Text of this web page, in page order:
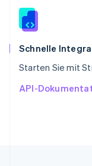
Schnelle
Starten Sie mit
API-
Spanien
Thailand
ไทยEnglish
English
English